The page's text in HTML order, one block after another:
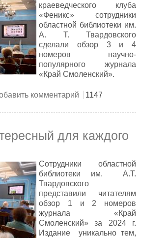
краеведческого клуба
«Феникс» сотрудники
областной библиотеки им.
А. Т. Твардовского
сделали обзор 3 и 4
номеров научно-
популярного журнала
«Край Смоленский».
открытия в журналах «Край
комментарий
1147
для каждого
Сотрудники областной
библиотеки им. А.Т.
Твардовского
представили читателям
обзор 1 и 2 номеров
журнала «Край
Смоленский» за 2024 г.
Издание уникально тем,